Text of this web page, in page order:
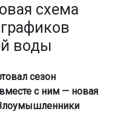
схема
воды
сезон
с ним — новая